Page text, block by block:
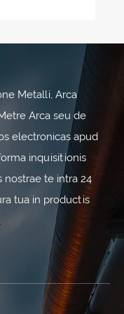
Metalli, Arca
Arca seu de
electronicas apud
inquisitionis
te intra 24
tua in productis